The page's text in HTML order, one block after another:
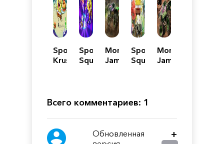
SpongeBob:
Krusty
SpongeBob
SquarePants:
Monster
Jam
SpongeBob
SquarePants:
Bottom
Rehydrated
Monster
Jam
Всего комментариев: 1
Обновленная
+